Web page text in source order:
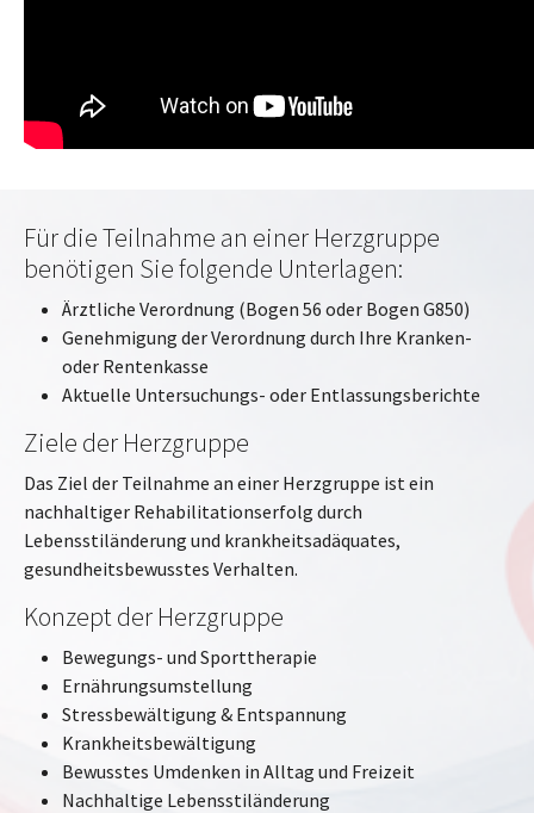
Für die Teilnahme an einer Herzgruppe
benötigen Sie folgende Unterlagen:
Ärztliche Verordnung (Bogen 56 oder Bogen G850)
Genehmigung der Verordnung durch Ihre Kranken-
oder Rentenkasse
Aktuelle Untersuchungs- oder Entlassungsberichte
Ziele der Herzgruppe
Das Ziel der Teilnahme an einer Herzgruppe ist ein
nachhaltiger Rehabilitationserfolg durch
Lebensstiländerung und krankheitsadäquates,
gesundheitsbewusstes Verhalten.
Konzept der Herzgruppe
Bewegungs- und Sporttherapie
Ernährungsumstellung
Stressbewältigung & Entspannung
Krankheitsbewältigung
Bewusstes Umdenken in Alltag und Freizeit
Nachhaltige Lebensstiländerung